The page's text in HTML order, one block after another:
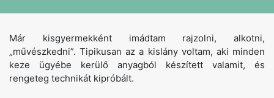
Már kisgyermekként imádtam rajzolni, alkotni,
„művészkedni”. Tipikusan az a kislány voltam, aki minden
keze ügyébe kerülő anyagból készített valamit, és
rengeteg technikát kipróbált.